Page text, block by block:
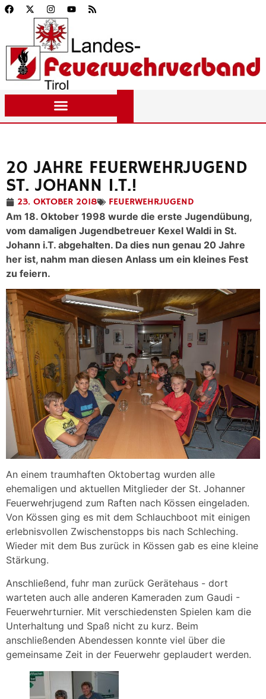
20 JAHRE FEUERWEHRJUGEND
ST. JOHANN I.T.!
23. OKTOBER 2018
FEUERWEHRJUGEND
Am 18. Oktober 1998 wurde die erste Jugendübung,
vom damaligen Jugendbetreuer Kexel Waldi in St.
Johann i.T. abgehalten. Da dies nun genau 20 Jahre
her ist, nahm man diesen Anlass um ein kleines Fest
zu feiern.
An einem traumhaften Oktobertag wurden alle
ehemaligen und aktuellen Mitglieder der St. Johanner
Feuerwehrjugend zum Raften nach Kössen eingeladen.
Von Kössen ging es mit dem Schlauchboot mit einigen
erlebnisvollen Zwischenstopps bis nach Schleching.
Wieder mit dem Bus zurück in Kössen gab es eine kleine
Stärkung.
Anschließend, fuhr man zurück Gerätehaus - dort
warteten auch alle anderen Kameraden zum Gaudi -
Feuerwehrturnier. Mit verschiedensten Spielen kam die
Unterhaltung und Spaß nicht zu kurz. Beim
anschließenden Abendessen konnte viel über die
gemeinsame Zeit in der Feuerwehr geplaudert werden.